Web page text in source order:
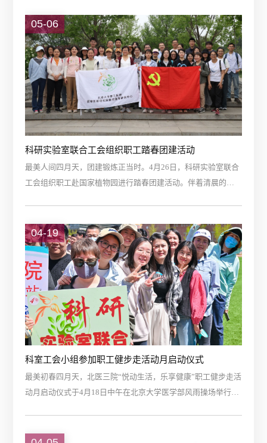
了本年度加入科室的新生力量，包括7名新员工和2名博士后。
每一位加入的成员都进行了详细的自我介绍。随后，科室薛丽
香主任、黄琛副主任为新员工授工作牌，并发放“梧桐印章”文创
纪念品。张洁、禹晓童、...
05-06
科研实验室联合工会组织职工踏春团建活动
最美人间四月天，团建锻炼正当时。4月26日，科研实验室联合
工会组织职工赴国家植物园进行踏春团建活动。伴着清晨的朝
余，进行了趣味运动大比拼的团建活动。职工共分为4组，每组
选定组长1人，并根据项目需要派出参赛选手进行比赛，5个项
目累计得分最高的小组获得优胜奖。第一个项目，手忙脚乱，
考验的是职工身体协调性及反应能力。...
04-19
科室工会小组参加职工健步走活动月启动仪式
最美初春四月天，北医三院“悦动生活，乐享健康”职工健步走活
动月启动仪式于4月18日中午在北京大学医学部风雨操场举行。
健步活动，通过APP记录健走步数并进行健康知识问答，弘扬积